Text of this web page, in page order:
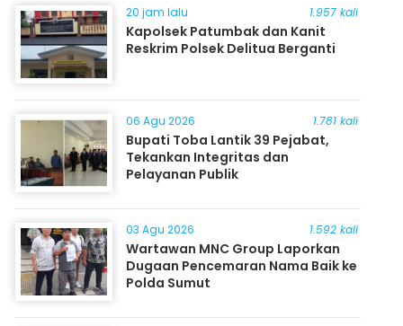
20 jam lalu 1.957 kali
Kapolsek Patumbak dan Kanit
Reskrim Polsek Delitua Berganti
06 Agu 2026 1.781 kali
Bupati Toba Lantik 39 Pejabat,
Tekankan Integritas dan
Pelayanan Publik
03 Agu 2026 1.592 kali
Wartawan MNC Group Laporkan
Dugaan Pencemaran Nama Baik ke
Polda Sumut